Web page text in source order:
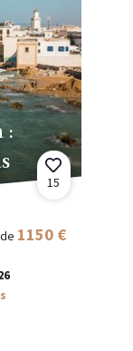
:
15
1150 €